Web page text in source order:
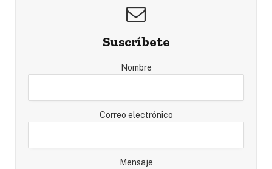
Suscríbete
Nombre
Correo electrónico
Mensaje